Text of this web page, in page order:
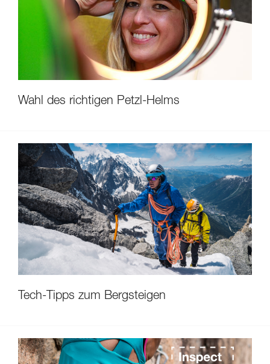
Wahl des richtigen Petzl-Helms
Tech-Tipps zum Bergsteigen